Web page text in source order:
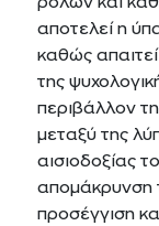
αποτελεί η
καθώς
της
περιβάλλον
μεταξύ της
αισιοδοξίας
απομάκρυνση
προσέγγιση